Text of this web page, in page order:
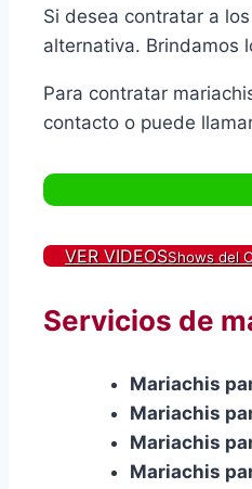
Si desea contratar a
alternativa. Brindamos
Para contratar
contacto o puede
VER VIDEOSShows del
Servicios de
Mariachis
Mariachis
Mariachis
Mariachis